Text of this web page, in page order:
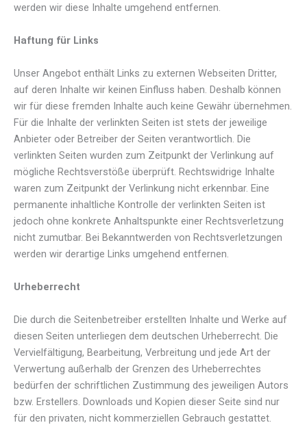
werden wir diese Inhalte umgehend entfernen.
Haftung für Links
Unser Angebot enthält Links zu externen Webseiten Dritter,
auf deren Inhalte wir keinen Einfluss haben. Deshalb können
wir für diese fremden Inhalte auch keine Gewähr übernehmen.
Für die Inhalte der verlinkten Seiten ist stets der jeweilige
Anbieter oder Betreiber der Seiten verantwortlich. Die
verlinkten Seiten wurden zum Zeitpunkt der Verlinkung auf
mögliche Rechtsverstöße überprüft. Rechtswidrige Inhalte
waren zum Zeitpunkt der Verlinkung nicht erkennbar. Eine
permanente inhaltliche Kontrolle der verlinkten Seiten ist
jedoch ohne konkrete Anhaltspunkte einer Rechtsverletzung
nicht zumutbar. Bei Bekanntwerden von Rechtsverletzungen
werden wir derartige Links umgehend entfernen.
Urheberrecht
Die durch die Seitenbetreiber erstellten Inhalte und Werke auf
diesen Seiten unterliegen dem deutschen Urheberrecht. Die
Vervielfältigung, Bearbeitung, Verbreitung und jede Art der
Verwertung außerhalb der Grenzen des Urheberrechtes
bedürfen der schriftlichen Zustimmung des jeweiligen Autors
bzw. Erstellers. Downloads und Kopien dieser Seite sind nur
für den privaten, nicht kommerziellen Gebrauch gestattet.